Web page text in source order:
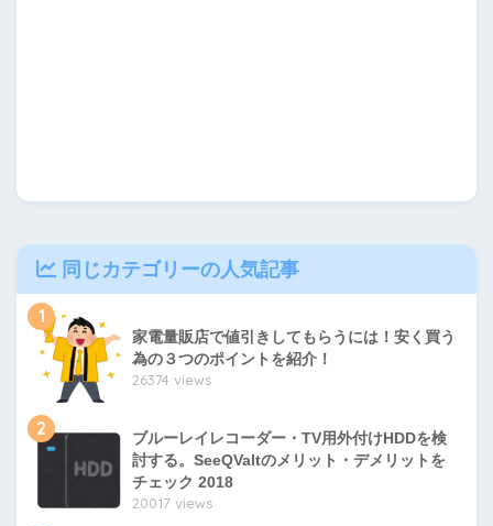
同じカテゴリーの人気記事
1
家電量販店で値引きしてもらうには！安く買う
為の３つのポイントを紹介！
26374 views
2
ブルーレイレコーダー・TV用外付けHDDを検
討する。SeeQValtのメリット・デメリットを
チェック 2018
20017 views